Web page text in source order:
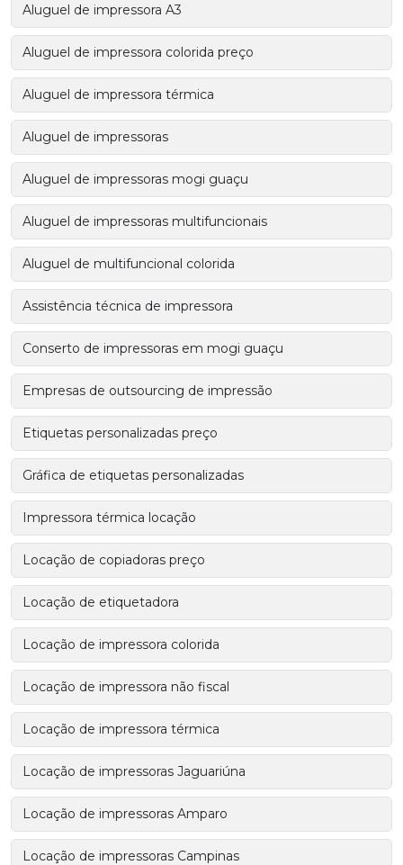
Aluguel de impressora A3
Aluguel de impressora colorida preço
Aluguel de impressora térmica
Aluguel de impressoras
Aluguel de impressoras mogi guaçu
Aluguel de impressoras multifuncionais
Aluguel de multifuncional colorida
Assistência técnica de impressora
Conserto de impressoras em mogi guaçu
Empresas de outsourcing de impressão
Etiquetas personalizadas preço
Gráfica de etiquetas personalizadas
Impressora térmica locação
Locação de copiadoras preço
Locação de etiquetadora
Locação de impressora colorida
Locação de impressora não fiscal
Locação de impressora térmica
Locação de impressoras Jaguariúna
Locação de impressoras Amparo
Locação de impressoras Campinas